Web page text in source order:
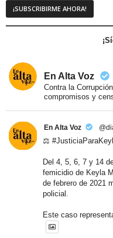
En Alta Voz
Contra la
compromisos y
En Alta Voz
⚖️
Del 4, 5, 6, 7 y 14
femicidio de Keyla
de febrero de 2021
policial.
Este caso